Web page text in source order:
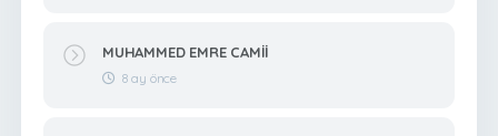
MUHAMMED EMRE CAMİİ
8 ay önce